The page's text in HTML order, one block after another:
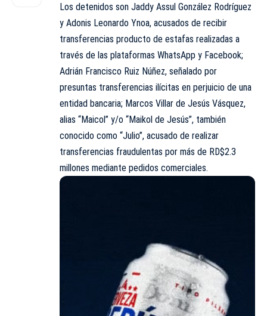
Los detenidos son Jaddy Assul González Rodríguez
y Adonis Leonardo Ynoa, acusados de recibir
transferencias producto de estafas realizadas a
través de las plataformas WhatsApp y Facebook;
Adrián Francisco Ruiz Núñez, señalado por
presuntas transferencias ilícitas en perjuicio de una
entidad bancaria; Marcos Villar de Jesús Vásquez,
alias “Maicol” y/o “Maikol de Jesús”, también
conocido como “Julio”, acusado de realizar
transferencias fraudulentas por más de RD$2.3
millones mediante pedidos comerciales.